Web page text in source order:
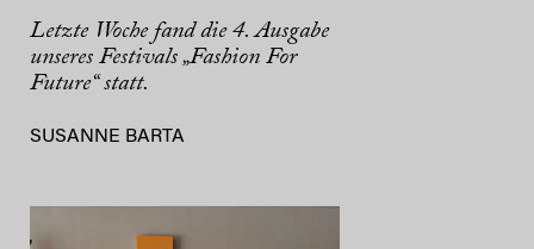
Letzte Woche fand die 4. Ausgabe
unseres Festivals „Fashion For
Future“ statt.
SUSANNE BARTA